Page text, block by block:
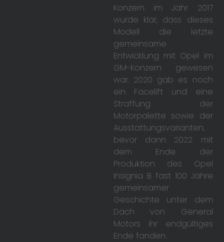
Konzern im Jahr 2017
wurde klar, dass dieses
Modell die letzte
gemeinsame
Entwicklung mit Opel im
GM-Konzern gewesen
war. 2020 gab es noch
ein Facelift und eine
Straffung der
Motorpalette sowie der
Ausstattungsvarianten,
bevor dann 2022 mit
dem Ende der
Produktion des Opel
Insignia B fast 100 Jahre
gemeinsamer
Geschichte unter dem
Dach von General
Motors ihr endgültiges
Ende fanden.